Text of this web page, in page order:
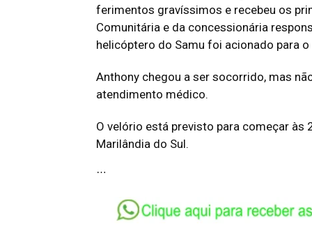
ferimentos gravíssimos e recebeu os
Comunitária e da concessionária
helicóptero do Samu foi acionado para
Anthony chegou a ser socorrido, mas
atendimento médico.
O velório está previsto para começar às
Marilândia do Sul.
…